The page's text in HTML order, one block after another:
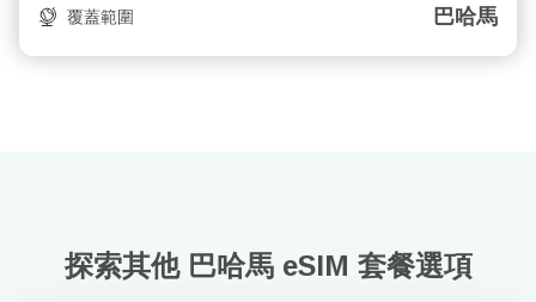
覆蓋範圍 巴哈馬
探索其他 巴哈馬 eSIM 套餐選項